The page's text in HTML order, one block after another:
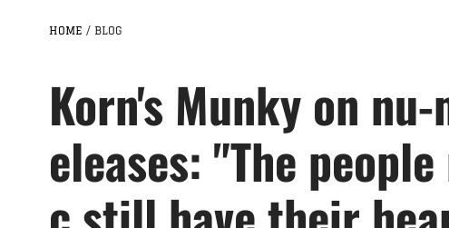
HOME / BLOG
Korn's Munky on
eleases: "The